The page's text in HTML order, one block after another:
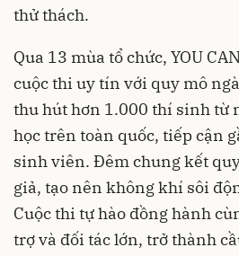
thử thách.
Qua 13 mùa tổ chức, YOU
cuộc thi uy tín với quy mô
thu hút hơn 1.000 thí sinh từ
học trên toàn quốc, tiếp cận
sinh viên. Đêm chung kết
giả, tạo nên không khí sôi
Cuộc thi tự hào đồng hành
trợ và đối tác lớn, trở thành